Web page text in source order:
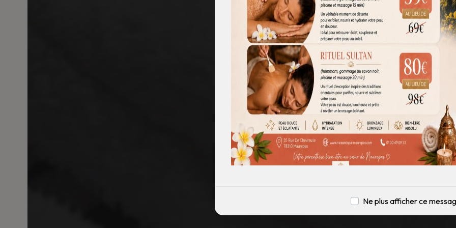
Ne plus afficher ce